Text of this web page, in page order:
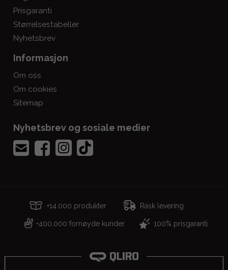
Prisgaranti
Størrelsestabeller
Nyhetsbrev
Informasjon
Om oss
Om cookies
Sitemap
Nyhetsbrev og sosiale medier
+14.000 produkter Rask levering
+400.000 fornøyde kunder 100% prisgaranti